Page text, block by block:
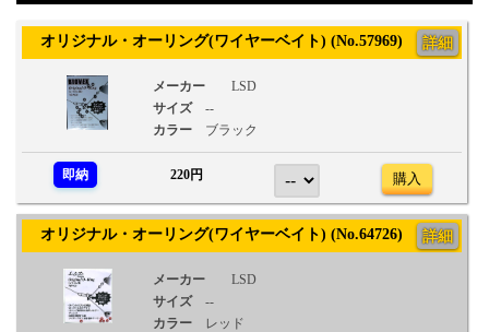
オリジナル・オーリング(ワイヤーベイト) (No.57969) 詳細
メーカー
LSD
サイズ
--
カラー
ブラック
即納 220円 購入
オリジナル・オーリング(ワイヤーベイト) (No.64726) 詳細
メーカー
LSD
サイズ
--
カラー
レッド